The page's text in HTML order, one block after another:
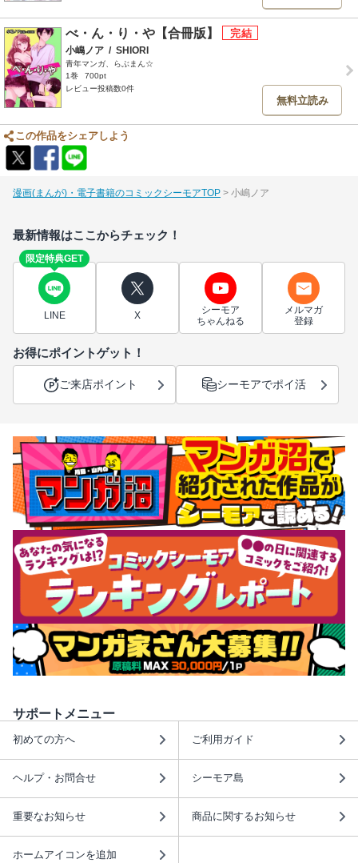
べ・ん・り・や【合冊版】
小嶋ノア / SHIORI
青年マンガ、らぶまん☆
1巻
700pt
レビュー投稿数0件
無料立読み
この作品をシェアしよう
漫画(まんが)・電子書籍のコミックシーモアTOP 小嶋ノア
最新情報はここからチェック！
限定特典GET
LINE X
シーモア
ちゃんねる
メルマガ
登録
お得にポイントゲット！
ご来店ポイント シーモアでポイ活
サポートメニュー
初めての方へ ご利用ガイド
ヘルプ・お問合せ シーモア島
重要なお知らせ 商品に関するお知らせ
ホームアイコンを追加